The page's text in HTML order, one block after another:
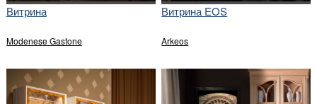
Витрина
Modenese Gastone
Витрина EOS
Arkeos